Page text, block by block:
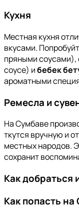
Кухня
Местная кухня
вкусами.
пряными соусами),
соусе) ибебек
ароматными
Ремесла и
На Сумбаве
ткутся вручную и
местных народов.
сохранит
Как добраться
Как попасть на